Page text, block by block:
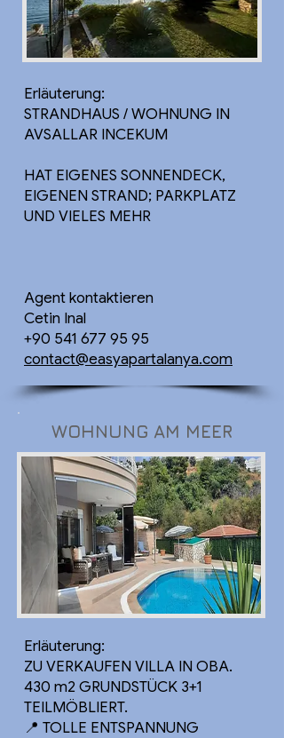
Erläuterung:
STRANDHAUS / WOHNUNG IN
AVSALLAR INCEKUM
HAT EIGENES SONNENDECK,
EIGENEN STRAND; PARKPLATZ
UND VIELES MEHR
Agent kontaktieren
Cetin Inal
+90 541 677 95 95
contact@easyapartalanya.com
WOHNUNG AM MEER
Erläuterung:
ZU VERKAUFEN VILLA IN OBA.
430 m2 GRUNDSTÜCK 3+1
TEILMÖBLIERT.
📍 TOLLE ENTSPANNUNG